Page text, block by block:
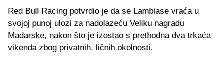
Red Bull Racing potvrdio je da se Lambiase vraća u
svojoj punoj ulozi za nadolazeću Veliku nagradu
Mađarske, nakon što je izostao s prethodna dva trkaća
vikenda zbog privatnih, ličnih okolnosti.